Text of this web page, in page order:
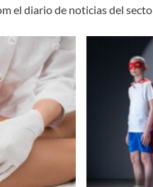
el diario de noticias del